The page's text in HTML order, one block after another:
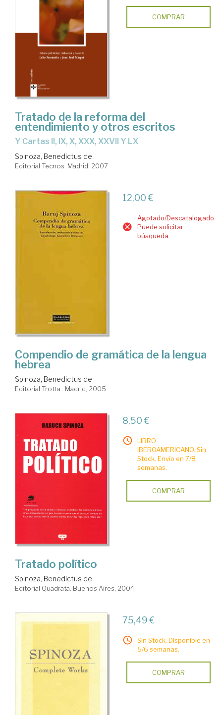
COMPRAR
Tratado de la reforma del
entendimiento y otros escritos
y Cartas II, IX, X, XXX, XXVII Y LX
Spinoza, Benedictus de
Editorial Tecnos. Madrid, 2007
12,00 €
Agotado/Descatalogado.
Puede solicitar
búsqueda.
Compendio de gramática de la lengua
hebrea
Spinoza, Benedictus de
Editorial Trotta . Madrid, 2005
8,50 €
LIBRO
IBEROAMERICANO. Sin
Stock. Envío en 7/8
semanas.
COMPRAR
Tratado político
Spinoza, Benedictus de
Editorial Quadrata. Buenos Aires, 2004
75,49 €
Sin Stock. Disponible en
5/6 semanas.
COMPRAR